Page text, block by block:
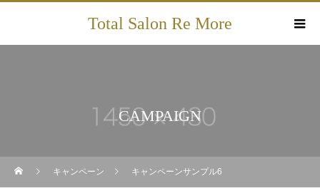
Total Salon Re More
CAMPAIGN
キャンペーン キャンペーンサンプル6